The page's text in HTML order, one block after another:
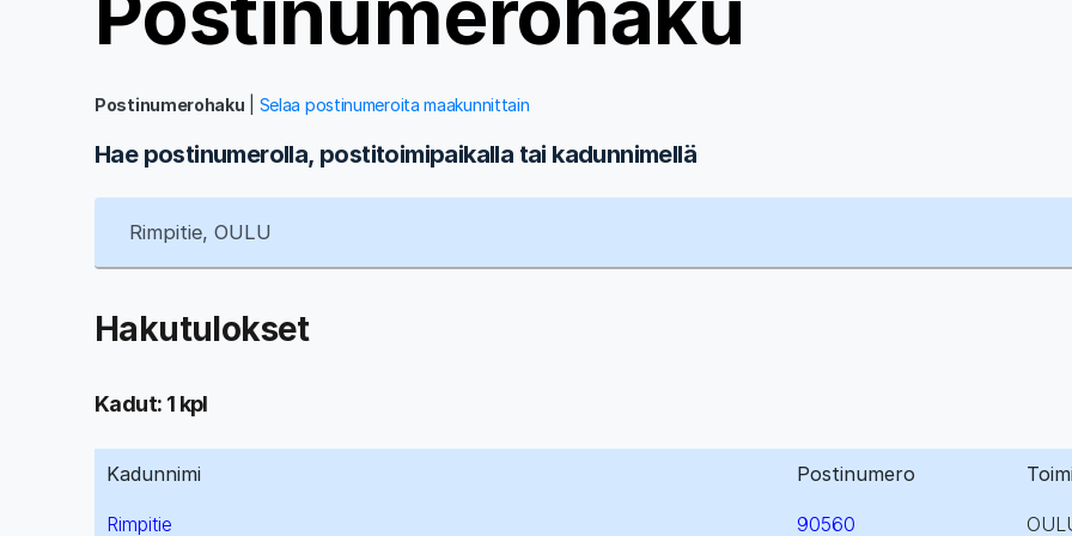
Postinumerohaku Selaa postinumeroita maakunnittain
Hae postinumerolla, postitoimipaikalla tai kadunnimellä
Hakutulokset
Kadut: 1 kpl
Kadunnimi Postinumero
Rimpitie 90560